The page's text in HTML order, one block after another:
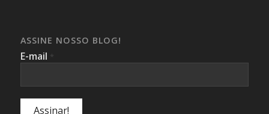
ASSINE NOSSO BLOG!
E-mail *